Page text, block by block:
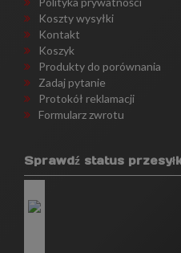
Koszty wysyłki
Kontakt
Koszyk
Produkty do porównania
Zadaj pytanie
Protokół reklamacji
Formularz zwrotu
Sprawdź status